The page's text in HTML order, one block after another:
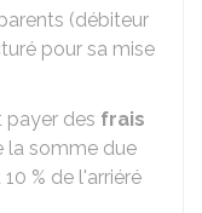
(débiteur
pour sa mise
payer des frais
la somme due
10 % de l'arriéré